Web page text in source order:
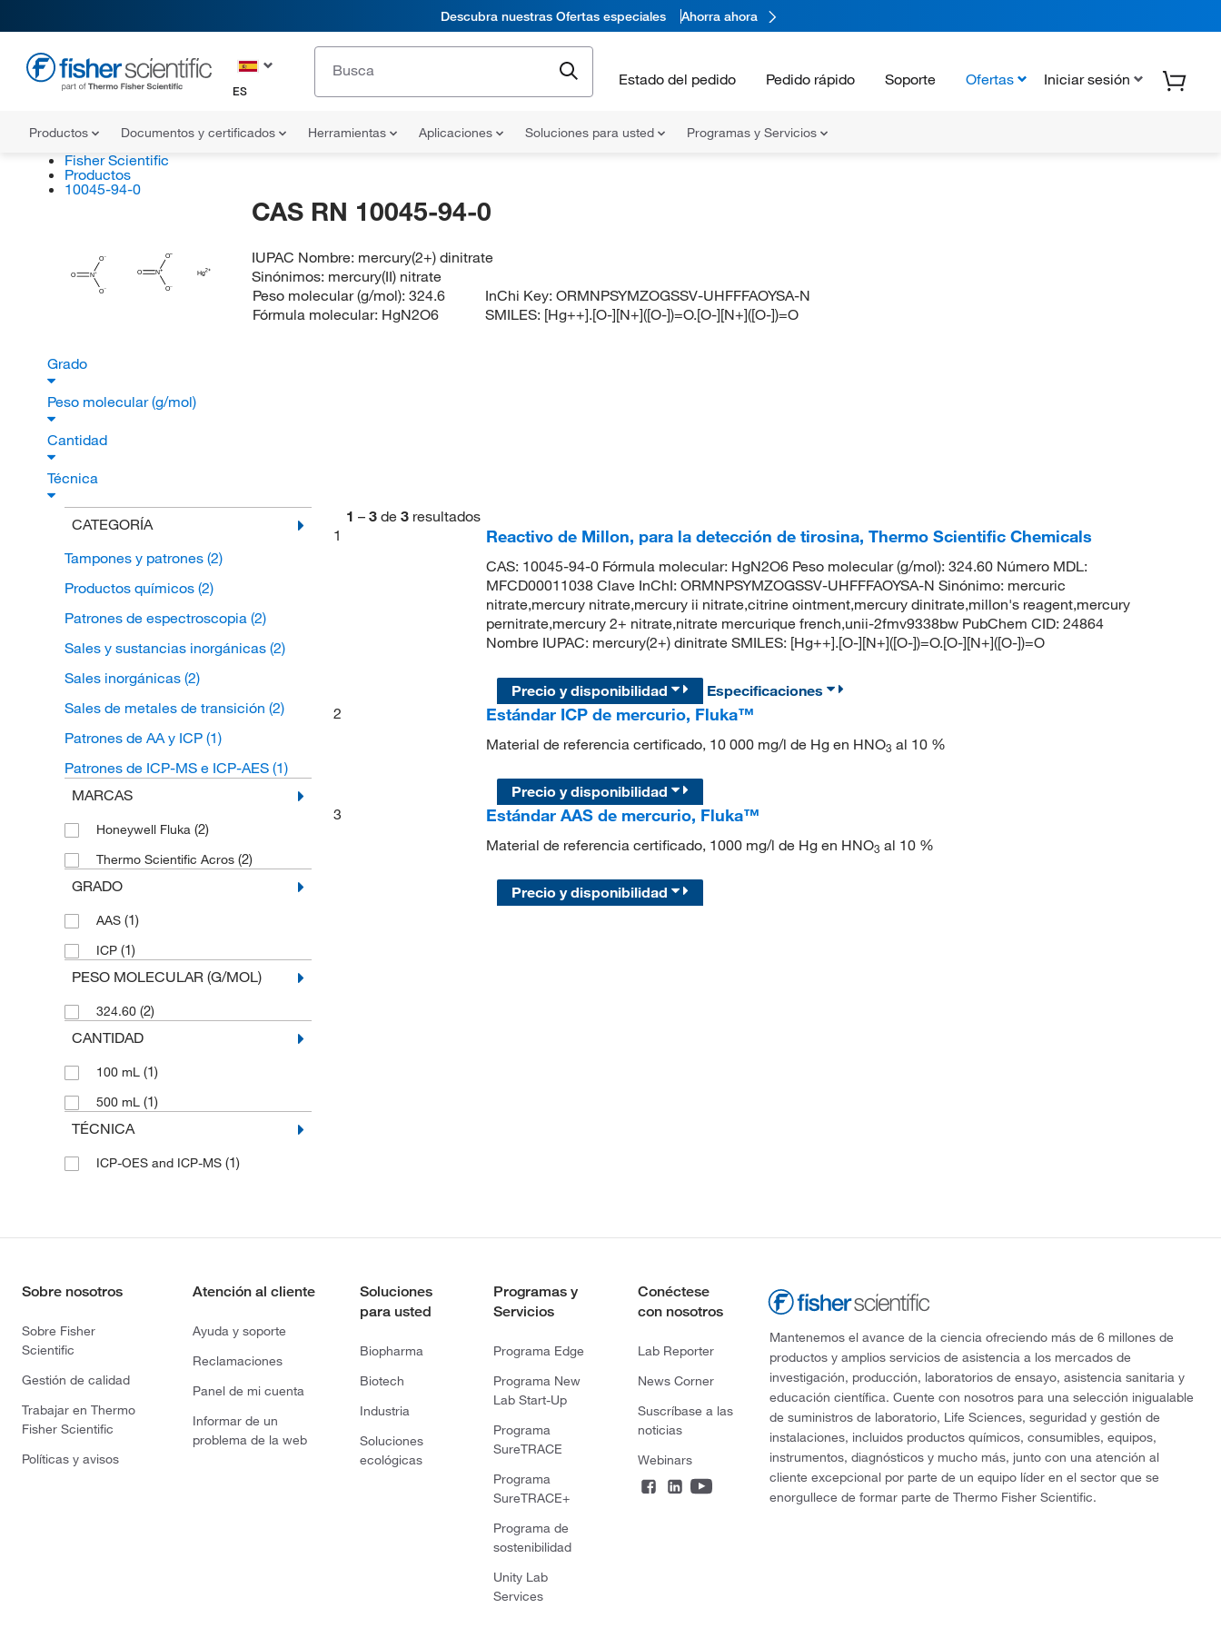
Descubra nuestras Ofertas especiales Ahorra ahora
ES
Estado del pedido Pedido rápido Soporte Ofertas Iniciar sesión
Productos Documentos y certificados Herramientas Aplicaciones Soluciones para usted Programas y Servicios
Fisher Scientific
Productos
10045-94-0
Hg
O
N
O
O O
O
N
O
CAS RN 10045-94-0
IUPAC Nombre: mercury(2+) dinitrate
Sinónimos: mercury(II) nitrate
Peso molecular (g/mol): 324.6
Fórmula molecular: HgN2O6
InChi Key:ORMNPSYMZOGSSV-UHFFFAOYSA-N
SMILES: [Hg++].[O-][N+]([O-])=O.[O-][N+]([O-])=O
Grado
Peso molecular (g/mol)
Cantidad
Técnica
CATEGORÍA
Tampones y patrones (2)
Productos químicos (2)
Patrones de espectroscopia (2)
Sales y sustancias inorgánicas (2)
Sales inorgánicas (2)
Sales de metales de transición (2)
Patrones de AA y ICP (1)
Patrones de ICP-MS e ICP-AES (1)
MARCAS
Honeywell Fluka (2)
Thermo Scientific Acros (2)
GRADO
AAS (1)
ICP (1)
PESO MOLECULAR (G/MOL)
324.60 (2)
CANTIDAD
100 mL (1)
500 mL (1)
TÉCNICA
ICP-OES and ICP-MS (1)
1 – 3 de 3 resultados
1
Reactivo de Millon, para la detección de tirosina, Thermo Scientific Chemicals
CAS: 10045-94-0 Fórmula molecular: HgN2O6 Peso molecular (g/mol): 324.60 Número MDL:
MFCD00011038 Clave InChI: ORMNPSYMZOGSSV-UHFFFAOYSA-N Sinónimo: mercuric
nitrate,mercury nitrate,mercury ii nitrate,citrine ointment,mercury dinitrate,millon's reagent,mercury
pernitrate,mercury 2+ nitrate,nitrate mercurique french,unii-2fmv9338bw PubChem CID: 24864
Nombre IUPAC: mercury(2+) dinitrate SMILES: [Hg++].[O-][N+]([O-])=O.[O-][N+]([O-])=O
Precio y disponibilidad
Especificaciones
2
Estándar ICP de mercurio, Fluka™
Material de referencia certificado, 10 000 mg/l de Hg en HNO3 al 10 %
Precio y disponibilidad
3
Estándar AAS de mercurio, Fluka™
Material de referencia certificado, 1000 mg/l de Hg en HNO3 al 10 %
Precio y disponibilidad
Sobre nosotros
Sobre Fisher
Scientific
Gestión de calidad
Trabajar en Thermo
Fisher Scientific
Políticas y avisos
Atención al cliente
Ayuda y soporte
Reclamaciones
Panel de mi cuenta
Informar de un
problema de la web
Soluciones
para usted
Biopharma
Biotech
Industria
Soluciones
ecológicas
Programas y
Servicios
Programa Edge
Programa New
Lab Start-Up
Programa
SureTRACE
Programa
SureTRACE+
Programa de
sostenibilidad
Unity Lab
Services
Conéctese
con nosotros
Lab Reporter
News Corner
Suscríbase a las
noticias
Webinars
Mantenemos el avance de la ciencia ofreciendo más de 6 millones de
productos y amplios servicios de asistencia a los mercados de
investigación, producción, laboratorios de ensayo, asistencia sanitaria y
educación científica. Cuente con nosotros para una selección inigualable
de suministros de laboratorio, Life Sciences, seguridad y gestión de
instalaciones, incluidos productos químicos, consumibles, equipos,
instrumentos, diagnósticos y mucho más, junto con una atención al
cliente excepcional por parte de un equipo líder en el sector que se
enorgullece de formar parte de Thermo Fisher Scientific.